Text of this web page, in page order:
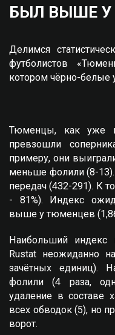
БЫЛ ВЫШЕ У
Делимся
футболистов
котором чёрно-белые
Тюменцы, как уже
превзошли
примеру, они
меньше фолили (8-
передач (432-291). К
- 81%). Индекс
выше у тюменцев
Наибольший индекс
Rustat неожиданно
зачётных единиц).
фолили (4 раза,
удаление в составе
всех обводок (5), но
ворот.